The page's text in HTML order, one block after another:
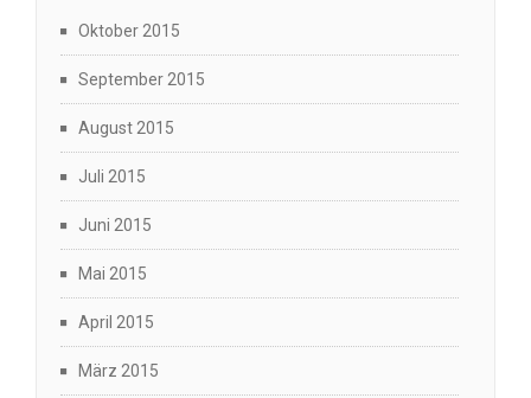
Oktober 2015
September 2015
August 2015
Juli 2015
Juni 2015
Mai 2015
April 2015
März 2015